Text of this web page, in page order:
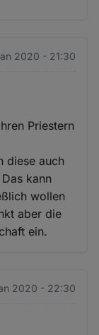
2020 - 21:30
Priestern
diese auch
kann
wollen
aber die
ein.
2020 - 22:30